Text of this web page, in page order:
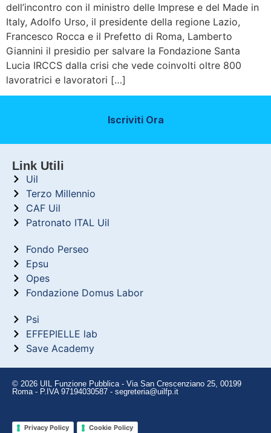
dell’incontro con il ministro delle Imprese e del Made in
Italy, Adolfo Urso, il presidente della regione Lazio,
Francesco Rocca e il Prefetto di Roma, Lamberto
Giannini il presidio per salvare la Fondazione Santa
Lucia IRCCS dalla crisi che vede coinvolti oltre 800
lavoratrici e lavoratori […]
Iscriviti Ora
Link Utili
Uil
Terzo Millennio
CAF Uil
Patronato ITAL Uil
Fondo Perseo
Epsu
Opes
Fondazione Domus Labor
Psi
EFFEPIELLE lab
Save Academy
© 2026 UIL Funzione Pubblica - Via San Crescenziano 25, 00199
Roma - P.IVA 97194030587 - segreteria@uilfp.it
Privacy Policy Cookie Policy